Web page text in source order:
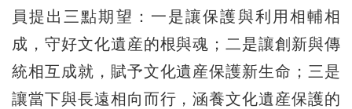
員提出三點期望：一是讓保護與利用相輔相
成，守好文化遺産的根與魂；二是讓創新與傳
統相互成就，賦予文化遺産保護新生命；三是
讓當下與長遠相向而行，涵養文化遺産保護的